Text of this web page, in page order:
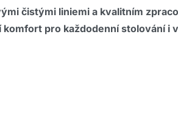
čistými liniemi a kvalitním
pro každodenní stolování i